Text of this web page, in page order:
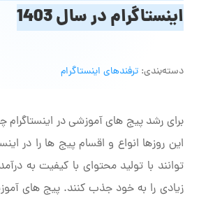
اینستاگرام در سال 1403
دسته‌بندی:ترفندهای اینستاگرام
برای رشد پیج های آموزشی در اینستاگرام
این روزها انواع و اقسام پیج ها را در
توانند با تولید محتوای با کیفیت به
زیادی را به خود جذب کنند. پیج های